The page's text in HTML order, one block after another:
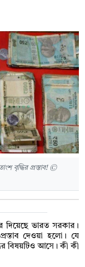
বৃদ্ধির প্রস্তাব! ©
দিয়েছে ভারত সরকার।
দেওয়া হলো। যে
বিষয়টিও আসে। কী কী